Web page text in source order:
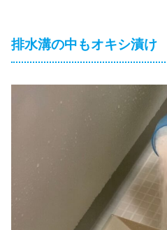
排水溝の中もオキシ漬け